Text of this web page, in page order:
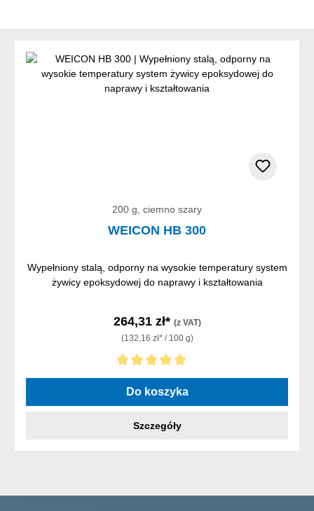
200 g, ciemno szary
WEICON HB 300
Wypełniony stalą, odporny na wysokie temperatury system
żywicy epoksydowej do naprawy i kształtowania
264,31 zł* (z VAT)
(132,16 zł* / 100 g)
Średnia ocena 5 z 5 gwiazdek
Do koszyka
Szczegóły